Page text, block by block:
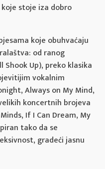
stoje iza dobro
koje obuhvaćaju
od ranog
Shook Up), preko klasika
vokalnim
Always on My Mind,
koncertnih brojeva
If I Can Dream, My
tako da se
gradeći jasnu